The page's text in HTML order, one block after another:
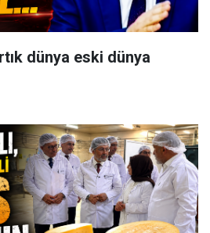
dünya eski dünya